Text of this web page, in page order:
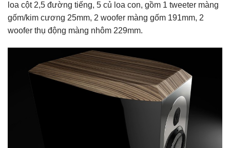
loa cột 2,5 đường tiếng, 5 củ loa con, gồm 1 tweeter màng
gốm/kim cương 25mm, 2 woofer màng gốm 191mm, 2
woofer thụ động màng nhôm 229mm.